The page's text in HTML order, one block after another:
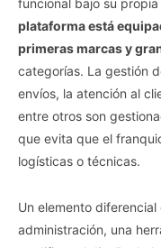
funcional bajo su
plataforma está
primeras marcas y
categorías. La gestión
envíos, la atención al
entre otros son
que evita que el
logísticas o técnicas.
Un elemento
administración, una